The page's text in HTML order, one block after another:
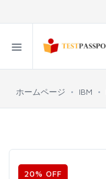
ホームページ IBM
20% OFF